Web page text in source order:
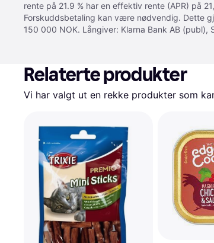
rente på 21.9 % har en effektiv rente (APR) på
Forskuddsbetaling kan være nødvendig. Dette
150 000 NOK. Långiver: Klarna Bank AB
Relaterte produkter
Vi har valgt ut en rekke produkter som